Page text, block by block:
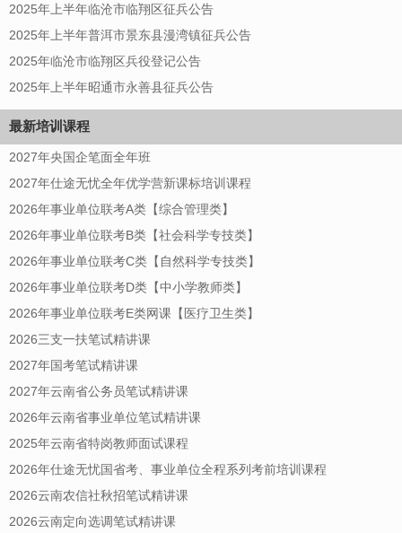
2025年上半年临沧市临翔区征兵公告
2025年上半年普洱市景东县漫湾镇征兵公告
2025年临沧市临翔区兵役登记公告
2025年上半年昭通市永善县征兵公告
最新培训课程
2027年央国企笔面全年班
2027年仕途无忧全年优学营新课标培训课程
2026年事业单位联考A类【综合管理类】
2026年事业单位联考B类【社会科学专技类】
2026年事业单位联考C类【自然科学专技类】
2026年事业单位联考D类【中小学教师类】
2026年事业单位联考E类网课【医疗卫生类】
2026三支一扶笔试精讲课
2027年国考笔试精讲课
2027年云南省公务员笔试精讲课
2026年云南省事业单位笔试精讲课
2025年云南省特岗教师面试课程
2026年仕途无忧国省考、事业单位全程系列考前培训课程
2026云南农信社秋招笔试精讲课
2026云南定向选调笔试精讲课